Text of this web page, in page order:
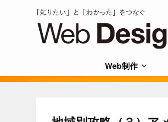
Web制作